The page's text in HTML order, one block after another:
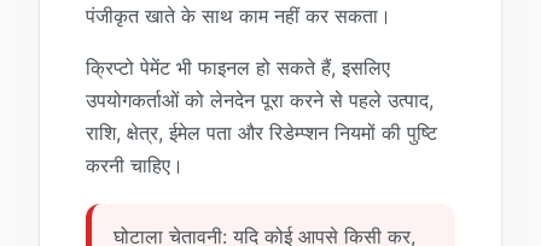
पंजीकृत खाते के साथ काम नहीं कर सकता।
क्रिप्टो पेमेंट भी फाइनल हो सकते हैं, इसलिए
उपयोगकर्ताओं को लेनदेन पूरा करने से पहले उत्पाद,
राशि, क्षेत्र, ईमेल पता और रिडेम्प्शन नियमों की पुष्टि
करनी चाहिए।
घोटाला चेतावनी: यदि कोई आपसे किसी कर,